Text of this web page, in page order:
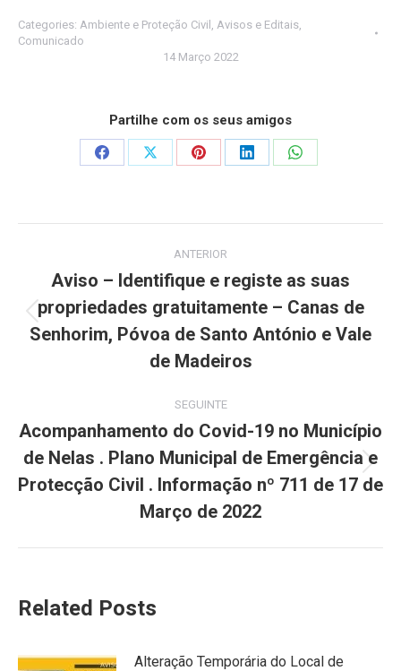
Categories: Ambiente e Proteção Civil , Avisos e Editais,
Comunicado
14 Março 2022
Partilhe com os seus amigos
Share
Share
Share
Share
Share
navigation
ANTERIOR
post:
Aviso – Identifique e registe as suas
propriedades gratuitamente – Canas de
Senhorim, Póvoa de Santo António e Vale
de Madeiros
SEGUINTE
Next
post:
Acompanhamento do Covid-19 no Município
de Nelas . Plano Municipal de Emergência e
Protecção Civil . Informação nº 711 de 17 de
Março de 2022
Related Posts
Alteração Temporária do Local de